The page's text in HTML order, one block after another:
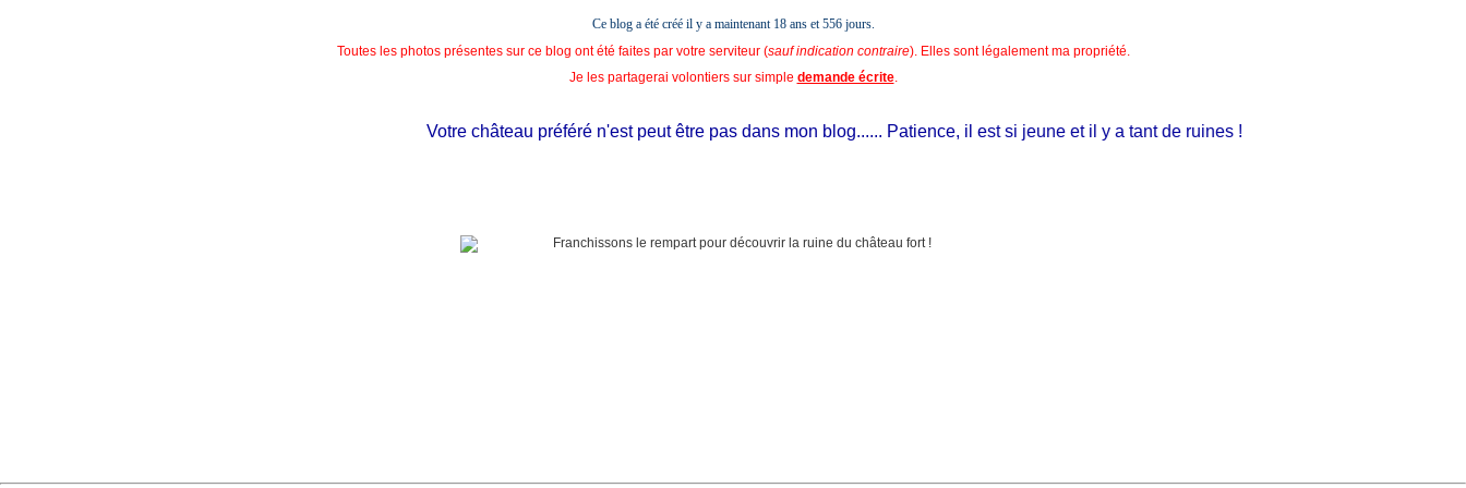
Ce blog a été créé il y a maintenant 18 ans et556 jours.
Toutes les photos présentes sur ce blog ont été faites par votre serviteur (sauf indication contraire). Elles sont légalement ma propriété.
Je les partagerai volontiers sur simple demande écrite.
Votre château préféré n'est peut être pas dans mon blog...... Patience, il est si jeune et il y a tant de ruines !